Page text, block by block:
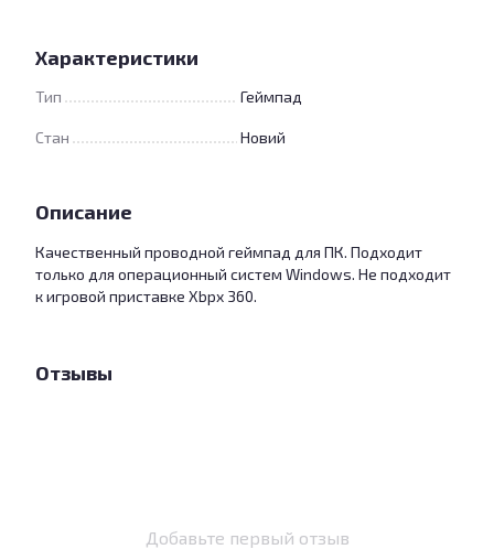
Характеристики
Тип Геймпад
Стан Новий
Описание
Качественный проводной геймпад для ПК. Подходит
только для операционный систем Windows. Не подходит
к игровой приставке Xbpx 360.
Отзывы
Добавьте первый отзыв